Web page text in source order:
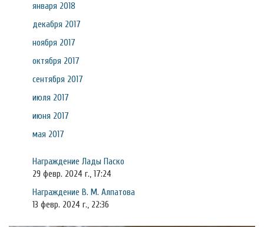
января 2018
декабря 2017
ноября 2017
октября 2017
сентября 2017
июля 2017
июня 2017
мая 2017
Награждение Лады Паско
29 февр. 2024 г., 17:24
Награждение В. М. Алпатова
13 февр. 2024 г., 22:36